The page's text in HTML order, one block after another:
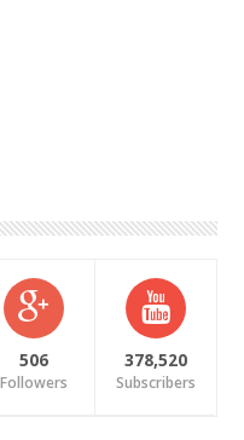
506
Followers
378,520
Subscribers